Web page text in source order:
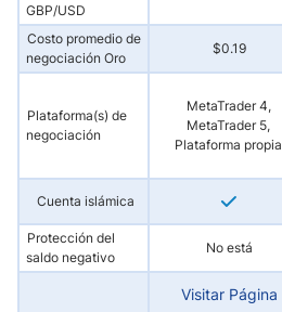
GBP/USD
Costo promedio de
negociación Oro
$0.19
Plataforma(s) de
negociación
MetaTrader 4,
MetaTrader 5,
Plataforma propia
Cuenta islámica
Protección del
saldo negativo
No está
Visitar Página